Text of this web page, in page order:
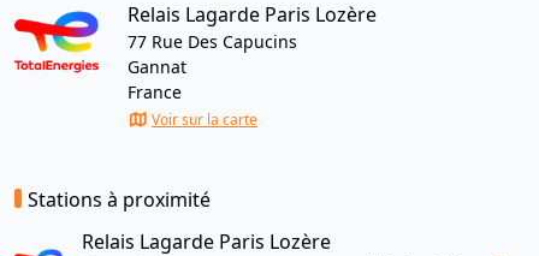
Relais Lagarde Paris Lozère
77 Rue Des Capucins
Gannat
France
Voir sur la carte
Stations à proximité
Relais Lagarde Paris Lozère